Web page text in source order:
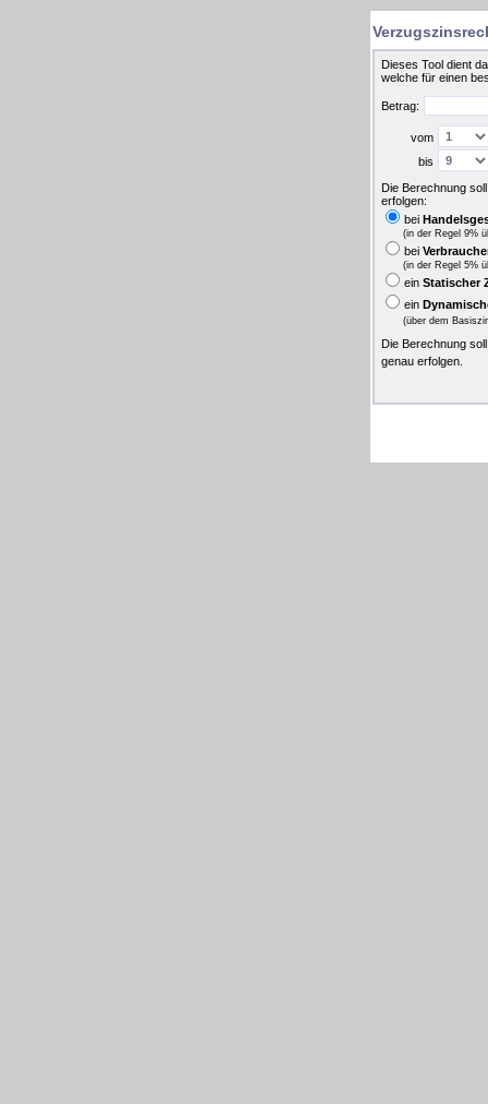
Dieses Tool dient
welche für einen
Betrag:
vom
bis
Die Berechnung
erfolgen:
bei
(in der Regel 9%
bei
(in der Regel 5%
ein Statischer
ein
(über dem
Die Berechnung
genau erfolgen.